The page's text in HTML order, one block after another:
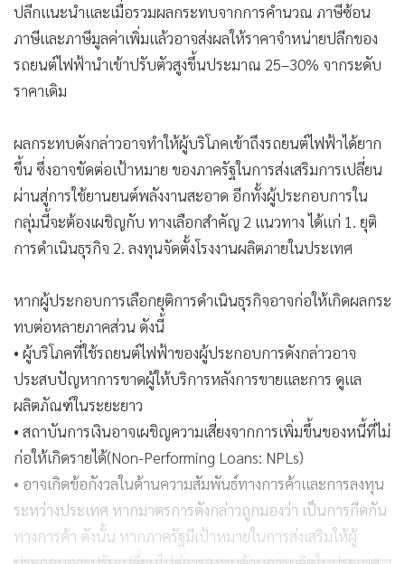
ปลีกแนะนำและเมื่อรวมผลกระทบจากการคำนวณ ภาษีซ้อน
ภาษีและภาษีมูลค่าเพิ่มแล้วอาจส่งผลให้ราคาจำหน่ายปลีกของ
รถยนต์ไฟฟ้านำเข้าปรับตัวสูงขึ้นประมาณ 25–30% จากระดับ
ราคาเดิม
ผลกระทบดังกล่าวอาจทำให้ผู้บริโภคเข้าถึงรถยนต์ไฟฟ้าได้ยาก
ขึ้น ซึ่งอาจขัดต่อเป้าหมาย ของภาครัฐในการส่งเสริมการเปลี่ยน
ผ่านสู่การใช้ยานยนต์พลังงานสะอาด อีกทั้งผู้ประกอบการใน
กลุ่มนี้จะต้องเผชิญกับ ทางเลือกสำคัญ 2 แนวทาง ได้แก่ 1. ยุติ
การดำเนินธุรกิจ 2. ลงทุนจัดตั้งโรงงานผลิตภายในประเทศ
หากผู้ประกอบการเลือกยุติการดำเนินธุรกิจอาจก่อให้เกิดผลกระ
ทบต่อหลายภาคส่วน ดังนี้
• ผู้บริโภคที่ใช้รถยนต์ไฟฟ้าของผู้ประกอบการดังกล่าวอาจ
ประสบปัญหาการขาดผู้ให้บริการหลังการขายและการ ดูแล
ผลิตภัณฑ์ในระยะยาว
• สถาบันการเงินอาจเผชิญความเสี่ยงจากการเพิ่มขึ้นของหนี้ที่ไม่
ก่อให้เกิดรายได้(Non-Performing Loans: NPLs)
• อาจเกิดข้อกังวลในด้านความสัมพันธ์ทางการค้าและการลงทุน
ระหว่างประเทศ หากมาตรการดังกล่าวถูกมองว่า เป็นการกีดกัน
ทางการค้า ดังนั้น หากภาครัฐมีเป้าหมายในการส่งเสริมให้ผู้